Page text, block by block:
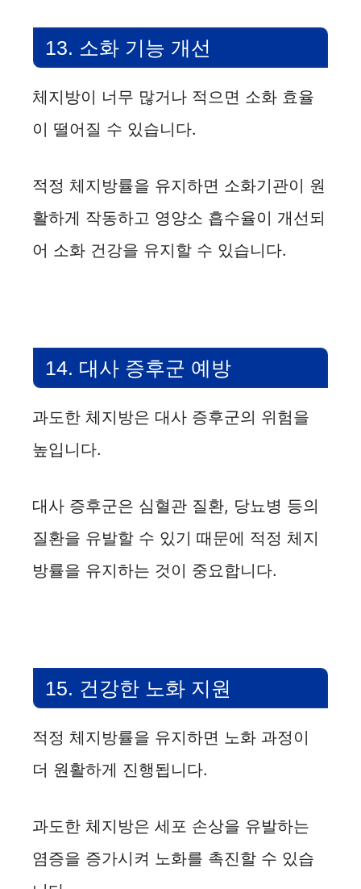
13. 소화 기능 개선
체지방이 너무 많거나 적으면 소화 효율
이 떨어질 수 있습니다.
적정 체지방률을 유지하면 소화기관이 원
활하게 작동하고 영양소 흡수율이 개선되
어 소화 건강을 유지할 수 있습니다.
14. 대사 증후군 예방
과도한 체지방은 대사 증후군의 위험을
높입니다.
대사 증후군은 심혈관 질환, 당뇨병 등의
질환을 유발할 수 있기 때문에 적정 체지
방률을 유지하는 것이 중요합니다.
15. 건강한 노화 지원
적정 체지방률을 유지하면 노화 과정이
더 원활하게 진행됩니다.
과도한 체지방은 세포 손상을 유발하는
염증을 증가시켜 노화를 촉진할 수 있습